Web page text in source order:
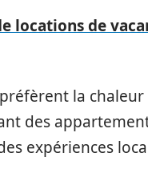
locations de
la chaleur
des
expériences